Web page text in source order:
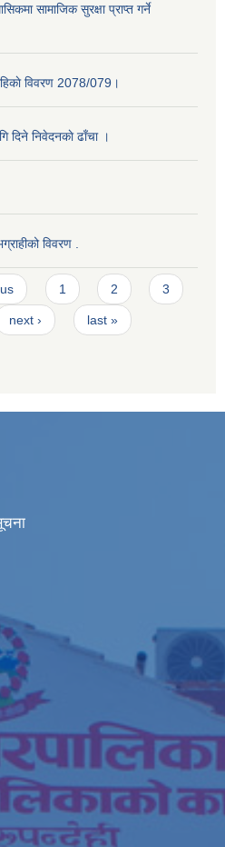
सामाजिक सुरक्षा प्राप्त गर्ने
विवरण 2078/079।
दिने निवेदनकाे ढाँचा ।
विवरण .
1 2 3
next › last »